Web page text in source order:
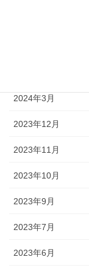
2024年3月
2023年12月
2023年11月
2023年10月
2023年9月
2023年7月
2023年6月